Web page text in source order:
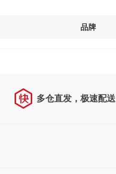
品牌
多仓直发，极速配送